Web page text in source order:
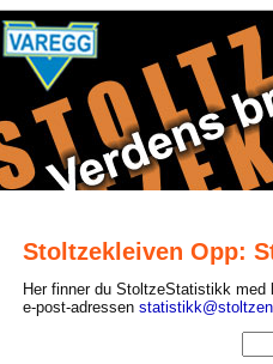
Stoltzekleiven Opp:
Her finner du StoltzeStatistikk
e-post-adressen